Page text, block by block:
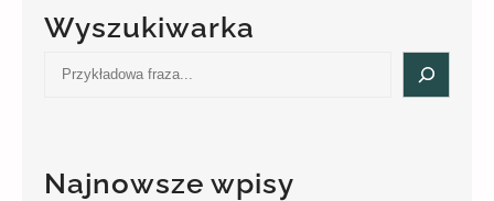
Wyszukiwarka
c
hNajnowsze wpisy